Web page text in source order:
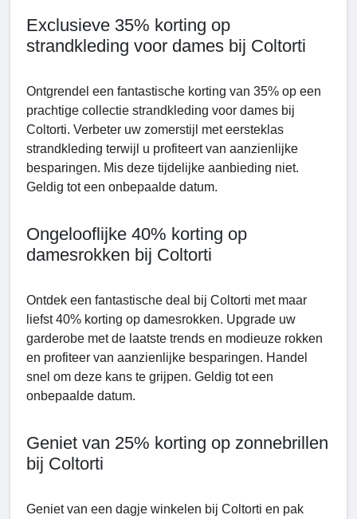
Exclusieve 35% korting op
strandkleding voor dames bij Coltorti
Ontgrendel een fantastische korting van 35% op een
prachtige collectie strandkleding voor dames bij
Coltorti. Verbeter uw zomerstijl met eersteklas
strandkleding terwijl u profiteert van aanzienlijke
besparingen. Mis deze tijdelijke aanbieding niet.
Geldig tot een onbepaalde datum.
Ongelooflijke 40% korting op
damesrokken bij Coltorti
Ontdek een fantastische deal bij Coltorti met maar
liefst 40% korting op damesrokken. Upgrade uw
garderobe met de laatste trends en modieuze rokken
en profiteer van aanzienlijke besparingen. Handel
snel om deze kans te grijpen. Geldig tot een
onbepaalde datum.
Geniet van 25% korting op zonnebrillen
bij Coltorti
Geniet van een dagje winkelen bij Coltorti en pak